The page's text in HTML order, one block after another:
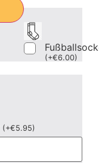
(+€6.00)
(+€5.95)